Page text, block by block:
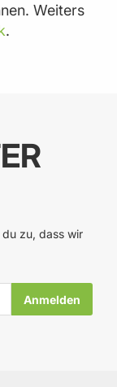
Weiters
.
zu, dass wir